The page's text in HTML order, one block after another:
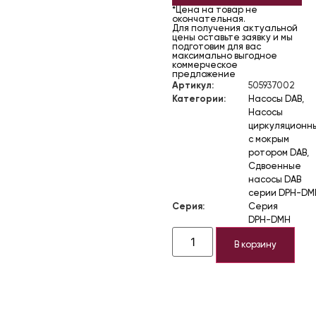
*Цена на товар не
окончательная.
Для получения актуальной
цены оставьте заявку и мы
подготовим для вас
максимально выгодное
коммерческое
предложение
Артикул:
505937002
Категории:
Насосы DAB,
Насосы
с мокрым
ротором DAB,
Сдвоенные
насосы DAB
серии DPH-
Серия:
Серия
DPH-DMH
В корзину